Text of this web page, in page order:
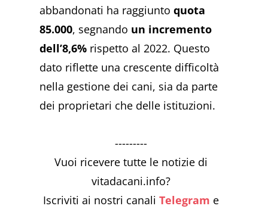
abbandonati ha raggiuntoquota
85.000, segnando un incremento
dell’8,6% rispetto al 2022. Questo
dato riflette una crescente difficoltà
nella gestione dei cani, sia da parte
dei proprietari che delle istituzioni.
---------
Vuoi ricevere tutte le notizie di
vitadacani.info?
Iscriviti ai nostri canaliTelegram e